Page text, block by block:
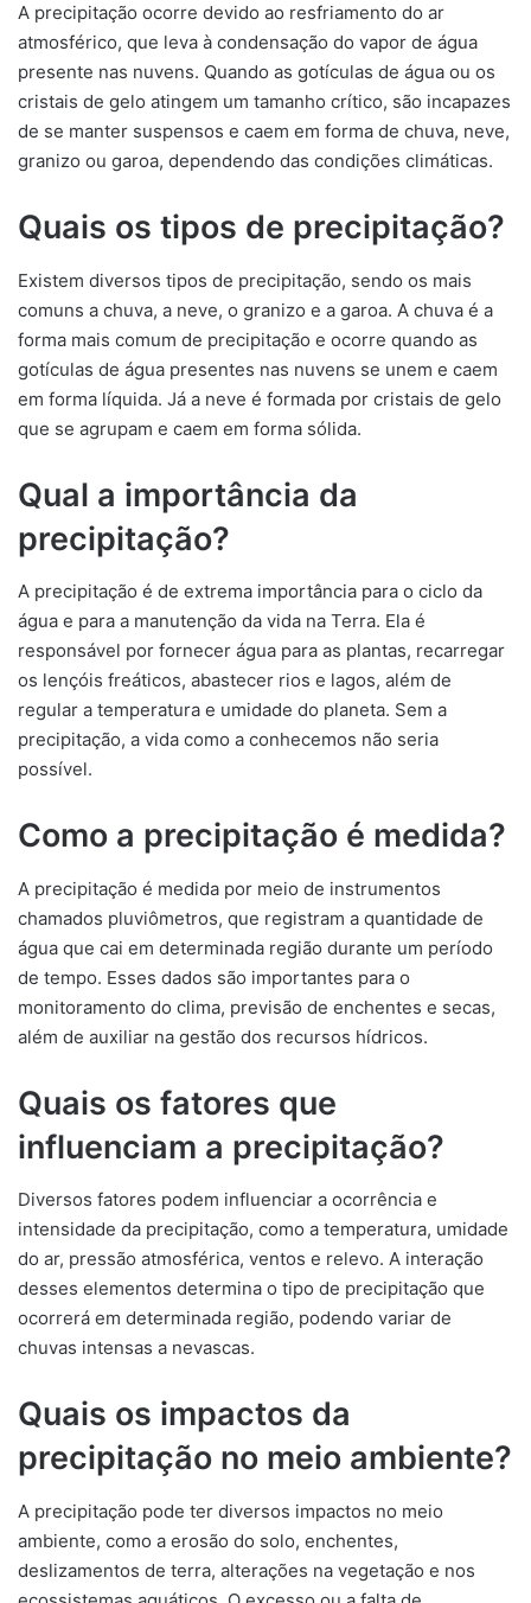
A precipitação ocorre devido ao resfriamento do ar
atmosférico, que leva à condensação do vapor de água
presente nas nuvens. Quando as gotículas de água ou os
cristais de gelo atingem um tamanho crítico, são incapazes
de se manter suspensos e caem em forma de chuva, neve,
granizo ou garoa, dependendo das condições climáticas.
Quais os tipos de precipitação?
Existem diversos tipos de precipitação, sendo os mais
comuns a chuva, a neve, o granizo e a garoa. A chuva é a
forma mais comum de precipitação e ocorre quando as
gotículas de água presentes nas nuvens se unem e caem
em forma líquida. Já a neve é formada por cristais de gelo
que se agrupam e caem em forma sólida.
Qual a importância da
precipitação?
A precipitação é de extrema importância para o ciclo da
água e para a manutenção da vida na Terra. Ela é
responsável por fornecer água para as plantas, recarregar
os lençóis freáticos, abastecer rios e lagos, além de
regular a temperatura e umidade do planeta. Sem a
precipitação, a vida como a conhecemos não seria
possível.
Como a precipitação é medida?
A precipitação é medida por meio de instrumentos
chamados pluviômetros, que registram a quantidade de
água que cai em determinada região durante um período
de tempo. Esses dados são importantes para o
monitoramento do clima, previsão de enchentes e secas,
além de auxiliar na gestão dos recursos hídricos.
Quais os fatores que
influenciam a precipitação?
Diversos fatores podem influenciar a ocorrência e
intensidade da precipitação, como a temperatura, umidade
do ar, pressão atmosférica, ventos e relevo. A interação
desses elementos determina o tipo de precipitação que
ocorrerá em determinada região, podendo variar de
chuvas intensas a nevascas.
Quais os impactos da
precipitação no meio ambiente?
A precipitação pode ter diversos impactos no meio
ambiente, como a erosão do solo, enchentes,
deslizamentos de terra, alterações na vegetação e nos